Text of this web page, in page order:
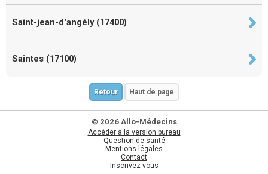
Saint-jean-d'angély (17400)
Saintes (17100)
Retour Haut de page
© 2026 Allo-Médecins
Accéder à la version bureau
Question de santé
Mentions légales
Contact
Inscrivez-vous